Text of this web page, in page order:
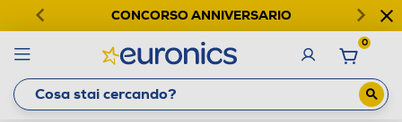
CONCORSO ANNIVERSARIO
0